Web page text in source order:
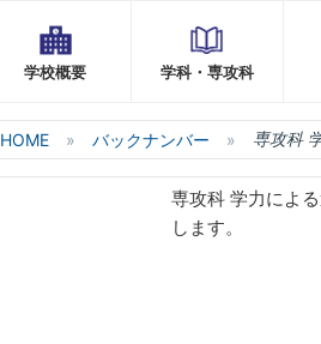
学校概要 学科・専攻科
HOME バックナンバー 専攻科
専攻科 学力によ
します。